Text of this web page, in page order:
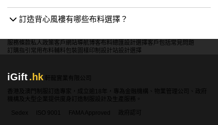
訂造背心風褸有哪些布料選擇？
服務條款私人政策客戶 網站導航博客布料總匯設計選擇客戶包括常見問題
訂購指引 常用布料輔料包裝 圖樣印制 設計站設計選擇
iGift.hk
軒龍實業有限公司
香港及澳門制服訂造專家，成立逾18年，專為金融機構、物業管理公司、政府
機構及大型企業提供度身訂造制服設計及生產服務。
Sedex
ISO 9001 FAMA Approved 政府認可